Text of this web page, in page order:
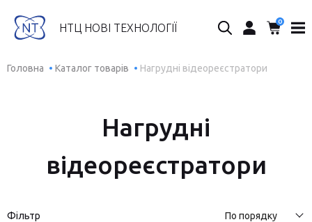
НТЦ НОВІ ТЕХНОЛОГІЇ
Пошук... 0
Головна Каталог товарів Нагрудні відеореєстратори
Нагрудні
відеореєстратори
Фільтр По порядку